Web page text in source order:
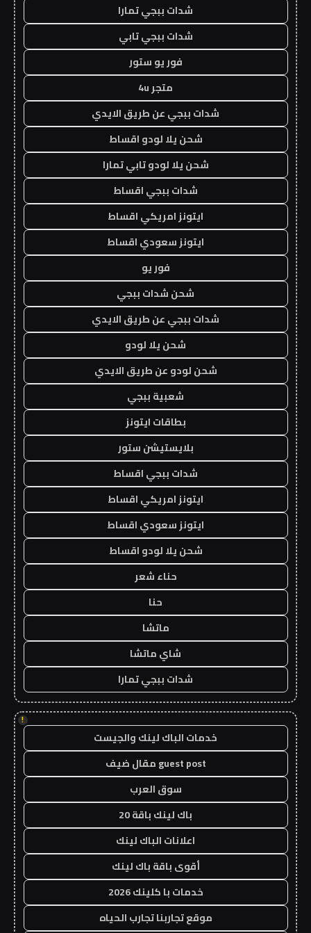
شدات ببجي تمارا
شدات ببجي تابي
فور يو ستور
متجر 4u
شدات ببجي عن طريق الايدي
شحن يلا لودو اقساط
شحن يلا لودو تابي تمارا
شدات ببجي اقساط
ايتونز امريكي اقساط
ايتونز سعودي اقساط
فور يو
شحن شدات ببجي
شدات ببجي عن طريق الايدي
شحن يلا لودو
شحن لودو عن طريق الايدي
شعبية ببجي
بطاقات ايتونز
بلايستيشن ستور
شدات ببجي اقساط
ايتونز امريكي اقساط
ايتونز سعودي اقساط
شحن يلا لودو اقساط
حناء شعر
حنا
ماتشا
شاي ماتشا
شدات ببجي تمارا
!
خدمات الباك لينك والجيست
guest post مقال ضيف
سوق العرب
باك لينك باقة 20
اعلانات الباك لينك
أقوى باقة باك لينك
خدمات با كلينك 2026
موقع تجاربنا تجارب الحياه